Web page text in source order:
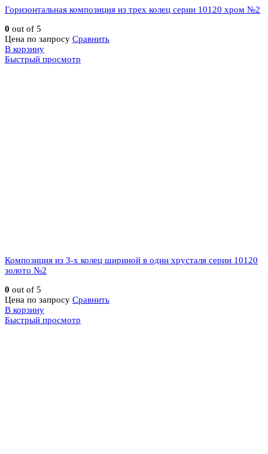
Горизонтальная композиция из трех колец серии 10120 хром №2
0 out of 5
Цена по запросу Сравнить
В корзину
Быстрый просмотр
Композиция из 3-х колец шириной в один хрусталя серии 10120
золото №2
0 out of 5
Цена по запросу Сравнить
В корзину
Быстрый просмотр